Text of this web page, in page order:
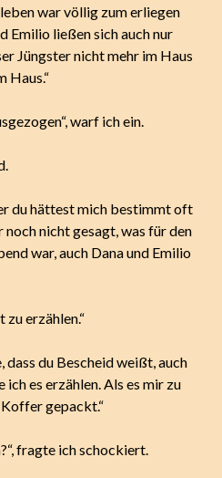
war völlig zum erliegen
Emilio ließen sich auch nur
Jüngster nicht mehr im Haus
Haus.“
warf ich ein.
du hättest mich bestimmt oft
nicht gesagt, was für den
war, auch Dana und Emilio
zu erzählen.“
dass du Bescheid weißt, auch
es erzählen. Als es mir zu
gepackt.“
fragte ich schockiert.